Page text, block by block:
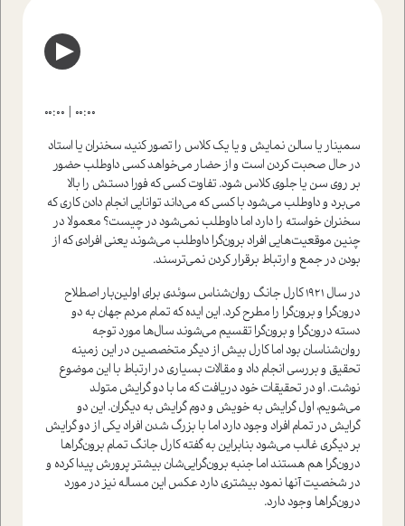
00:00
00:00
سمینار یا سالن نمایش و یا یک کلاس را تصور کنید، سخنران یا استاد
در حال صحبت کردن است و از حضار می‌خواهد کسی داوطلب حضور
بر روی سن یا جلوی کلاس شود. تفاوت کسی که فورا دستش را بالا
می‌برد و داوطلب می‌شود با کسی که می‌داند توانایی انجام دادن کاری که
سخنران خواسته را دارد اما داوطلب نمی‌شود در چیست؟ معمولا در
چنین موقعیت‌هایی افراد برون‌گرا داوطلب می‌شوند یعنی افرادی که از
بودن در جمع و ارتباط برقرار کردن نمی‌ترسند.
در سال 1921 کارل جانگ روان‌شناس سوئدی برای اولین‌بار اصطلاح
درون‌گرا و برون‌گرا را مطرح کرد. این ایده که تمام مردم جهان به دو
دسته درون‌گرا و برون‌گرا تقسیم می‌شوند سال‌ها مورد توجه
روان‌شناسان بود اما کارل بیش از دیگر متخصصین در این زمینه
تحقیق و بررسی انجام داد و مقالات بسیاری در ارتباط با این موضوع
نوشت. او در تحقیقات خود دریافت که ما با دو گرایش متولد
می‌شویم، اول گرایش به خویش و دوم گرایش به دیگران. این دو
گرایش در تمام افراد وجود دارد اما با بزرگ شدن افراد یکی از دو گرایش
بر دیگری غالب می‌شود بنابراین به گفته کارل جانگ تمام برون‌گراها
درون‌گرا هم هستند اما جنبه برون‌گرایی‌شان بیشتر پرورش پیدا کرده و
در شخصیت آنها نمود بیشتری دارد عکس این مساله نیز در مورد
درون‌گراها وجود دارد.